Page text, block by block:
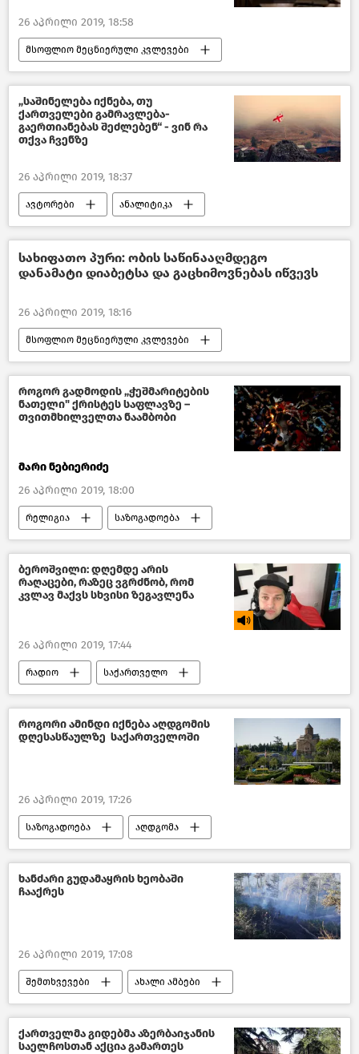
26 აპრილი 2019, 18:58
მსოფლიო მეცნიერული კვლევები
მსოფლიოს ახალი ამბები
„საშინელება იქნება, თუ
ქართველები გამრავლება-
გაერთიანებას შეძლებენ“ - ვინ რა
თქვა ჩვენზე
26 აპრილი 2019, 18:37
ავტორები ანალიტიკა
სახიფათო პური: ობის საწინააღმდეგო
დანამატი დიაბეტსა და გაცხიმოვნებას იწვევს
26 აპრილი 2019, 18:16
მსოფლიო მეცნიერული კვლევები
მსოფლიოს ახალი ამბები
როგორ გადმოდის „ჭეშმარიტების
ნათელი" ქრისტეს საფლავზე –
თვითმხილველთა ნაამბობი
მარი ნებიერიძე
26 აპრილი 2019, 18:00
რელიგია საზოგადოება
საქართველო
ბეროშვილი: დღემდე არის
რაღაცები, რაზეც ვგრძნობ, რომ
კვლავ მაქვს სხვისი ზეგავლენა
26 აპრილი 2019, 17:44
რადიო საქართველო
როგორი ამინდი იქნება აღდგომის
დღესასწაულზე საქართველოში
26 აპრილი 2019, 17:26
საზოგადოება აღდგომა
ამინდი საქართველოში საქართველო
ხანძარი გუდამაყრის ხეობაში
ჩააქრეს
26 აპრილი 2019, 17:08
შემთხვევები ახალი ამბები
შემთხვევები საქართველოში
საქართველო
ქართველმა გიდებმა აზერბაიჯანის
საელჩოსთან აქცია გამართეს